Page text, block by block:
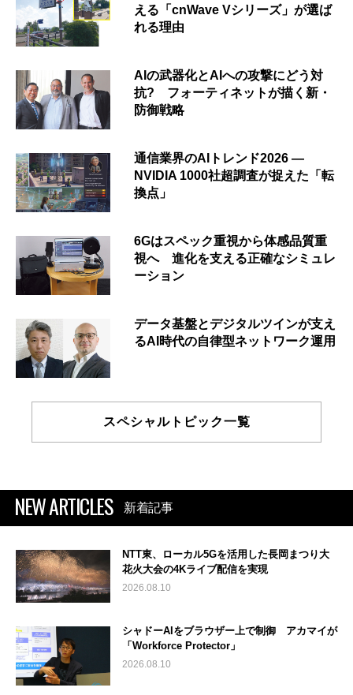
える「cnWave Vシリーズ」が選ば
れる理由
AIの武器化とAIへの攻撃にどう対
抗? フォーティネットが描く新・
防御戦略
通信業界のAIトレンド2026 ―
NVIDIA 1000社超調査が捉えた「転
換点」
6Gはスペック重視から体感品質重
視へ 進化を支える正確なシミュレ
ーション
データ基盤とデジタルツインが支え
るAI時代の自律型ネットワーク運用
スペシャルトピック一覧
NEW ARTICLES 新着記事
NTT東、ローカル5Gを活用した長岡まつり大
花火大会の4Kライブ配信を実現
2026.08.10
シャドーAIをブラウザー上で制御 アカマイが
「Workforce Protector」
2026.08.10